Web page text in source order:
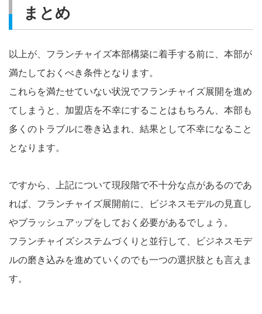
まとめ
以上が、フランチャイズ本部構築に着手する前に、本部が
満たしておくべき条件となります。
これらを満たせていない状況でフランチャイズ展開を進め
てしまうと、加盟店を不幸にすることはもちろん、本部も
多くのトラブルに巻き込まれ、結果として不幸になること
となります。
ですから、上記について現段階で不十分な点があるのであ
れば、フランチャイズ展開前に、ビジネスモデルの見直し
やブラッシュアップをしておく必要があるでしょう。
フランチャイズシステムづくりと並行して、ビジネスモデ
ルの磨き込みを進めていくのでも一つの選択肢とも言えま
す。